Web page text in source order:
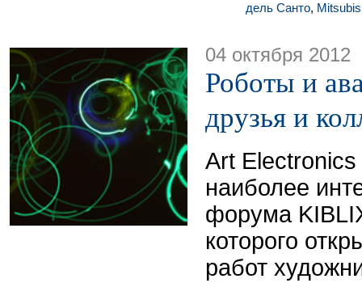
дель Санто,
04 октября 2012
Роботы и
друзья и
Art Electronics
наиболее
форума
которого
работ